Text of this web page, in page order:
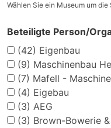
Wählen Sie ein Museum um
Beteiligte Person/
(42) Eigenbau
(9) Maschinenbau
(7) Mafell -
(4) Eigebau
(3) AEG
(3) Brown-Bowerie